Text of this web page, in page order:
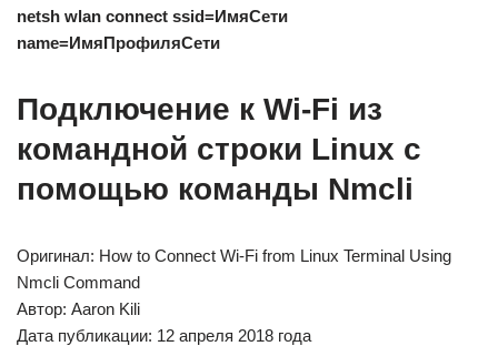
netsh wlan connect ssid=ИмяСети
name=ИмяПрофиляСети
Подключение к Wi-Fi из
командной строки Linux с
помощью команды Nmcli
Оригинал: How to Connect Wi-Fi from Linux Terminal Using
Nmcli Command
Автор: Aaron Kili
Дата публикации: 12 апреля 2018 года